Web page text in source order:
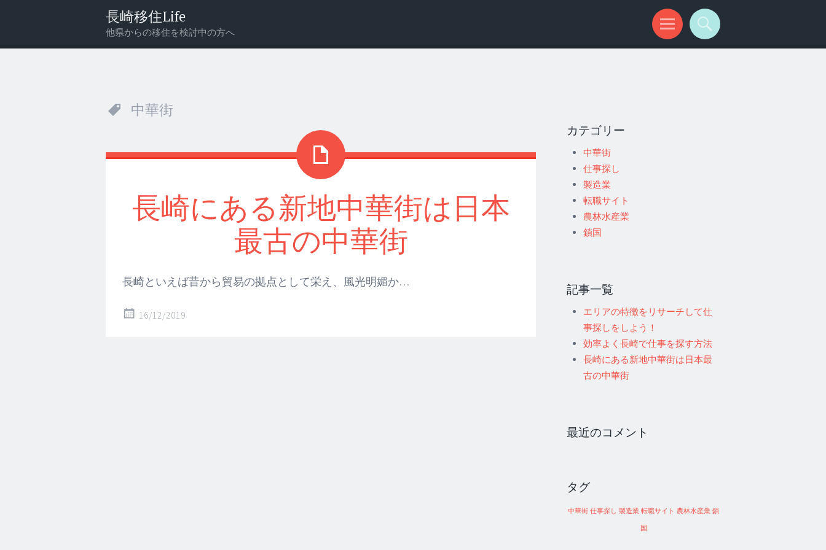
長崎移住Life
他県からの移住を検討中の方へ
メ
検
中華街
長崎にある新地中華街は日本
最古の中華街
長崎といえば昔から貿易の拠点として栄え、風光明媚か…
16/12/2019
カテゴリー
中華街
仕事探し
製造業
転職サイト
農林水産業
鎖国
記事一覧
エリアの特徴をリサーチして仕
事探しをしよう！
効率よく長崎で仕事を探す方法
長崎にある新地中華街は日本最
古の中華街
最近のコメント
タグ
中華街 仕事探し 製造業 転職サイト 農林水産業 鎖
国